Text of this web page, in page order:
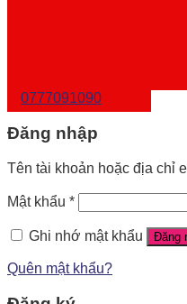
0777091090
Đăng nhập
Tên tài khoản hoặc địa chỉ
Mật khẩu *
Ghi nhớ mật khẩu Đăng
Quên mật khẩu?